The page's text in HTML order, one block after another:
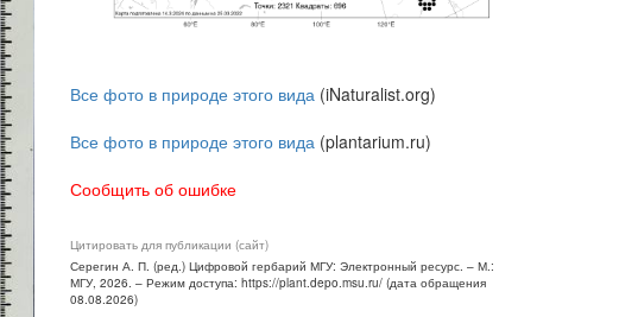
Все фото в природе этого вида (iNaturalist.org)
Все фото в природе этого вида (plantarium.ru)
Сообщить об ошибке
Цитировать для публикации (сайт)
Серегин А. П. (ред.) Цифровой гербарий МГУ: Электронный ресурс. – М.:
МГУ, 2026. – Режим доступа: https://plant.depo.msu.ru/ (дата обращения
08.08.2026)